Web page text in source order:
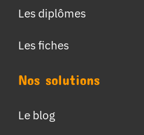
Les diplômes
Les fiches
Nos solutions
Le blog